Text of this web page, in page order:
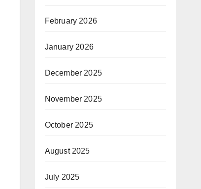
February 2026
January 2026
December 2025
November 2025
October 2025
August 2025
July 2025